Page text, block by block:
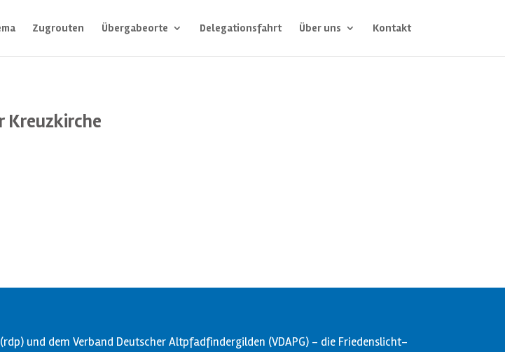
Zugrouten Übergabeorte Delegationsfahrt Über uns Kontakt
Kreuzkirche
und dem Verband Deutscher Altpfadfindergilden (VDAPG) - die Friedenslicht-